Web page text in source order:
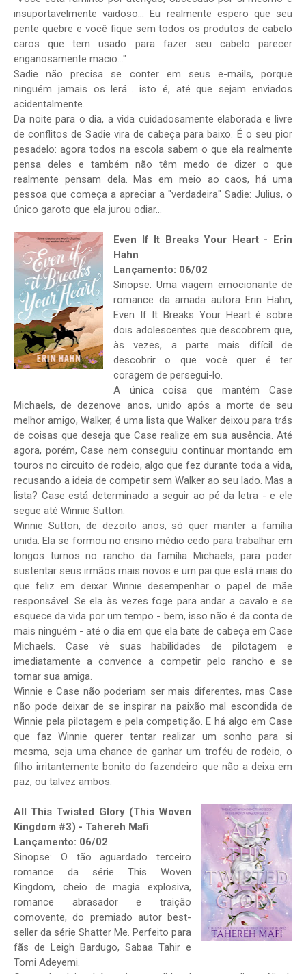
insuportavelmente vaidoso... Eu realmente espero que seu
pente quebre e você fique sem todos os produtos de cabelo
caros que tem usado para fazer seu cabelo parecer
enganosamente macio..."
Sadie não precisa se conter em seus e-mails, porque
ninguém jamais os lerá... isto é, até que sejam enviados
acidentalmente.
Da noite para o dia, a vida cuidadosamente elaborada e livre
de conflitos de Sadie vira de cabeça para baixo. É o seu pior
pesadelo: agora todos na escola sabem o que ela realmente
pensa deles e também não têm medo de dizer o que
realmente pensam dela. Mas em meio ao caos, há uma
pessoa que começa a apreciar a "verdadeira" Sadie: Julius, o
único garoto que ela jurou odiar...
Even If It Breaks Your Heart - Erin
Hahn
Lançamento: 06/02
Sinopse: Uma viagem emocionante de
romance da amada autora Erin Hahn,
Even If It Breaks Your Heart é sobre
dois adolescentes que descobrem que,
às vezes, a parte mais difícil de
descobrir o que você quer é ter
coragem de persegui-lo.
A única coisa que mantém Case
Michaels, de dezenove anos, unido após a morte de seu
melhor amigo, Walker, é uma lista que Walker deixou para trás
de coisas que deseja que Case realize em sua ausência. Até
agora, porém, Case nem conseguiu continuar montando em
touros no circuito de rodeio, algo que fez durante toda a vida,
recusando a ideia de competir sem Walker ao seu lado. Mas a
lista? Case está determinado a seguir ao pé da letra - e ele
segue até Winnie Sutton.
Winnie Sutton, de dezoito anos, só quer manter a família
unida. Ela se formou no ensino médio cedo para trabalhar em
longos turnos no rancho da família Michaels, para poder
sustentar seus irmãos mais novos e um pai que está mais do
que feliz em deixar Winnie desempenhar o papel de mãe
responsável. Se ela às vezes foge para andar a cavalo e se
esquece da vida por um tempo - bem, isso não é da conta de
mais ninguém - até o dia em que ela bate de cabeça em Case
Michaels. Case vê suas habilidades de pilotagem e
imediatamente a convence a competir pelo rancho e se
tornar sua amiga.
Winnie e Case não poderiam ser mais diferentes, mas Case
não pode deixar de se inspirar na paixão mal escondida de
Winnie pela pilotagem e pela competição. E há algo em Case
que faz Winnie querer tentar realizar um sonho para si
mesma, seja uma chance de ganhar um troféu de rodeio, o
filho irritantemente bonito do fazendeiro que não a deixa em
paz, ou talvez ambos.
All This Twisted Glory (This Woven
Kingdom #3) - Tahereh Mafi
Lançamento: 06/02
Sinopse: O tão aguardado terceiro
romance da série This Woven
Kingdom, cheio de magia explosiva,
romance abrasador e traição
comovente, do premiado autor best-
seller da série Shatter Me. Perfeito para
fãs de Leigh Bardugo, Sabaa Tahir e
Tomi Adeyemi.